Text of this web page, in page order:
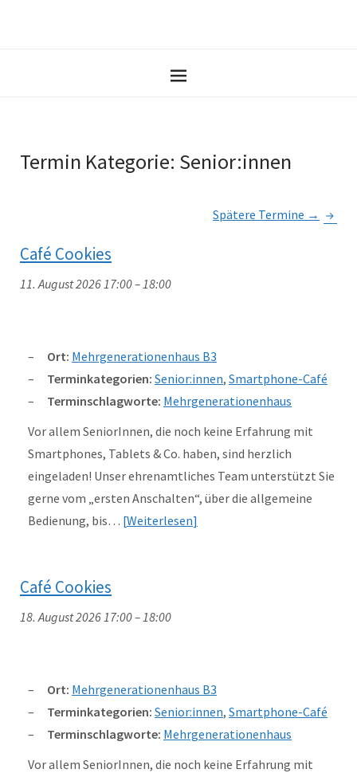
Termin Kategorie: Senior:innen
Spätere Termine →
Café Cookies
11. August 2026 17:00–18:00
Ort: Mehrgenerationenhaus B3
Terminkategorien: Senior:innen, Smartphone-Café
Terminschlagworte: Mehrgenerationenhaus
Vor allem SeniorInnen, die noch keine Erfahrung mit
Smartphones, Tablets & Co. haben, sind herzlich
eingeladen! Unser ehrenamtliches Team unterstützt Sie
gerne vom „ersten Anschalten“, über die allgemeine
Bedienung, bis… Weiterlesen
Café Cookies
18. August 2026 17:00–18:00
Ort: Mehrgenerationenhaus B3
Terminkategorien: Senior:innen, Smartphone-Café
Terminschlagworte: Mehrgenerationenhaus
Vor allem SeniorInnen, die noch keine Erfahrung mit